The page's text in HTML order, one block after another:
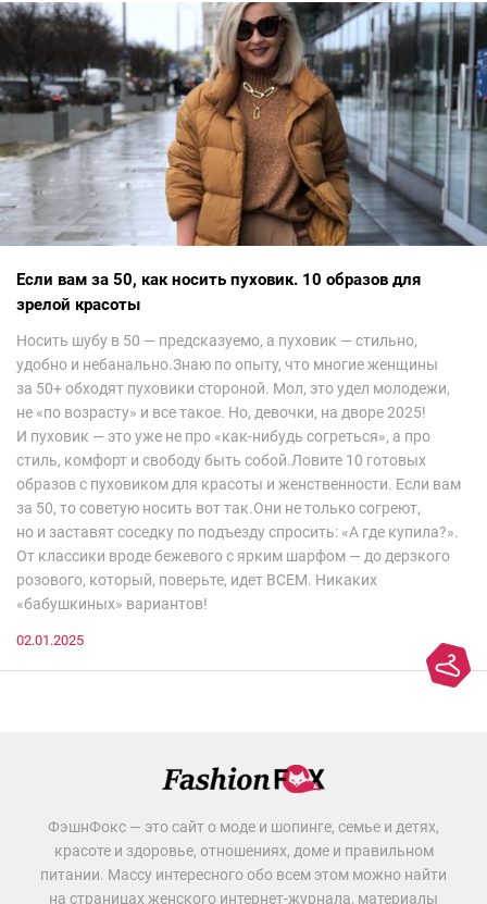
арабских дизайнеров, рассеялись как дым. А столько красоты
сегодня сложно увидеть на других известных неделях
мод.Самое интересное сейчас покажу ?
Если вам за 50, как носить пуховик. 10 образов для
зрелой красоты
Носить шубу в 50 — предсказуемо, а пуховик — стильно,
удобно и небанально.Знаю по опыту, что многие женщины
за 50+ обходят пуховики стороной. Мол, это удел молодежи,
не «по возрасту» и все такое. Но, девочки, на дворе 2025!
И пуховик — это уже не про «как-нибудь согреться», а про
стиль, комфорт и свободу быть собой.Ловите 10 готовых
образов с пуховиком для красоты и женственности. Если вам
за 50, то советую носить вот так.Они не только согреют,
но и заставят соседку по подъезду спросить: «А где купила?».
От классики вроде бежевого с ярким шарфом — до дерзкого
розового, который, поверьте, идет ВСЕМ. Никаких
«бабушкиных» вариантов!
02.01.2025
ФэшнФокс — это сайт о моде и шопинге, семье и детях,
красоте и здоровье, отношениях, доме и правильном
питании. Массу интересного обо всем этом можно найти
на страницах женского интернет-журнала, материалы